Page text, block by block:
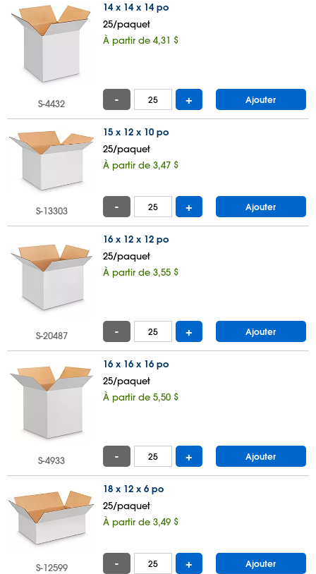
14 x 14 x 14 po
25/paquet
À partir de 4,31 $
S-4432 - + Ajouter
15 x 12 x 10 po
25/paquet
À partir de 3,47 $
S-13303 - + Ajouter
16 x 12 x 12 po
25/paquet
À partir de 3,55 $
S-20487 - + Ajouter
16 x 16 x 16 po
25/paquet
À partir de 5,50 $
S-4933 - + Ajouter
18 x 12 x 6 po
25/paquet
À partir de 3,49 $
S-12599 - + Ajouter